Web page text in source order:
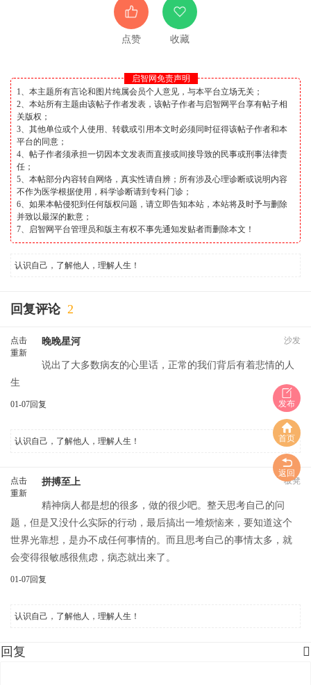
点赞 收藏
启智网免责声明
1、本主题所有言论和图片纯属会员个人意见，与本平台立场无关；
2、本站所有主题由该帖子作者发表，该帖子作者与启智网平台享有帖子相
关版权；
3、其他单位或个人使用、转载或引用本文时必须同时征得该帖子作者和本
平台的同意；
4、帖子作者须承担一切因本文发表而直接或间接导致的民事或刑事法律责
任；
5、本帖部分内容转自网络，真实性请自辨；所有涉及心理诊断或说明内容
不作为医学根据使用，科学诊断请到专科门诊；
6、如果本帖侵犯到任何版权问题，请立即告知本站，本站将及时予与删除
并致以最深的歉意；
7、启智网平台管理员和版主有权不事先通知发贴者而删除本文！
认识自己，了解他人，理解人生！
回复评论 2
点击
重新
沙发
晚晚星河
说出了大多数病友的心里话，正常的我们背后有着悲情的人
生
01-07回复
认识自己，了解他人，理解人生！
点击
重新
板凳
拼搏至上
精神病人都是想的很多，做的很少吧。整天思考自己的问
题，但是又没什么实际的行动，最后搞出一堆烦恼来，要知道这个
世界光靠想，是办不成任何事情的。而且思考自己的事情太多，就
会变得很敏感很焦虑，病态就出来了。
01-07回复
认识自己，了解他人，理解人生！
发布
首页
返回

回复